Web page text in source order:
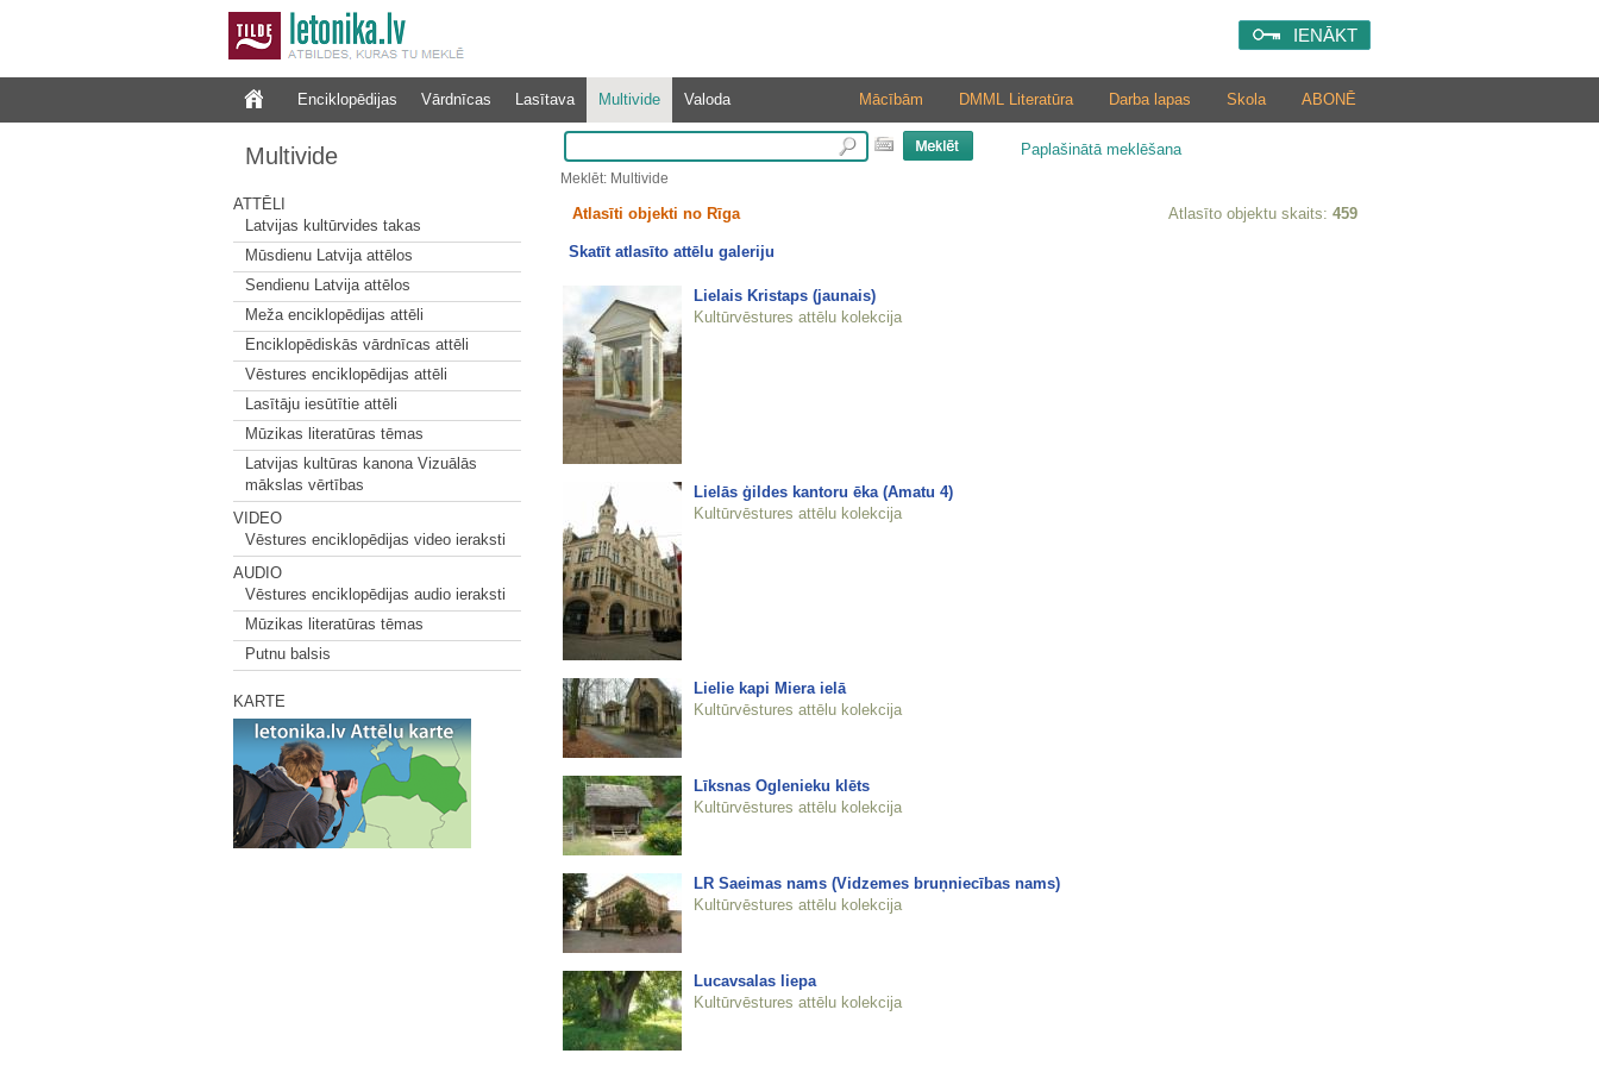
IENĀKT
Enciklopēdijas Vārdnīcas Lasītava Multivide Valoda ABONĒ
Skola
Darba lapas
DMML Literatūra
Mācībām
Multivide
ATTĒLI
Latvijas kultūrvides takas
Mūsdienu Latvija attēlos
Sendienu Latvija attēlos
Meža enciklopēdijas attēli
Enciklopēdiskās vārdnīcas attēli
Vēstures enciklopēdijas attēli
Lasītāju iesūtītie attēli
Mūzikas literatūras tēmas
Latvijas kultūras kanona Vizuālās
mākslas vērtības
VIDEO
Vēstures enciklopēdijas video ieraksti
AUDIO
Vēstures enciklopēdijas audio ieraksti
Mūzikas literatūras tēmas
Putnu balsis
KARTE
Paplašinātā meklēšana
Meklēt: Multivide
Atlasīti objekti no Rīga Atlasīto objektu skaits: 459
Skatīt atlasīto attēlu galeriju
Lielais Kristaps (jaunais)
Kultūrvēstures attēlu kolekcija
Lielās ģildes kantoru ēka (Amatu 4)
Kultūrvēstures attēlu kolekcija
Lielie kapi Miera ielā
Kultūrvēstures attēlu kolekcija
Līksnas Oglenieku klēts
Kultūrvēstures attēlu kolekcija
LR Saeimas nams (Vidzemes bruņniecības nams)
Kultūrvēstures attēlu kolekcija
Lucavsalas liepa
Kultūrvēstures attēlu kolekcija